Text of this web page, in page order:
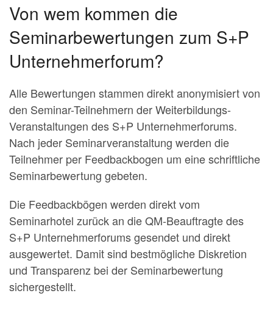
Von wem kommen die
Seminarbewertungen zum S+P
Unternehmerforum?
Alle Bewertungen stammen direkt anonymisiert von
den Seminar-Teilnehmern der Weiterbildungs-
Veranstaltungen des S+P Unternehmerforums.
Nach jeder Seminarveranstaltung werden die
Teilnehmer per Feedbackbogen um eine schriftliche
Seminarbewertung gebeten.
Die Feedbackbögen werden direkt vom
Seminarhotel zurück an die QM-Beauftragte des
S+P Unternehmerforums gesendet und direkt
ausgewertet. Damit sind bestmögliche Diskretion
und Transparenz bei der Seminarbewertung
sichergestellt.